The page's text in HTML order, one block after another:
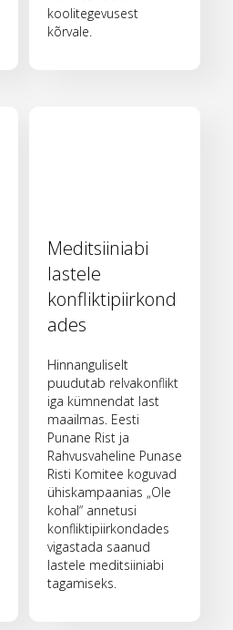
koolitegevusest
kõrvale.
Meditsiiniabi
lastele
konfliktipiirkond
ades
Hinnanguliselt
puudutab relvakonflikt
iga kümnendat last
maailmas. Eesti
Punane Rist ja
Rahvusvaheline Punase
Risti Komitee koguvad
ühiskampaanias „Ole
kohal“ annetusi
konfliktipiirkondades
vigastada saanud
lastele meditsiiniabi
tagamiseks.